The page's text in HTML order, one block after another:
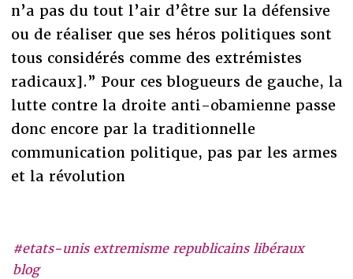
#etats-unis extremisme republicains libéraux
blog
n’a pas du tout l’air d’être sur la défensive
ou de réaliser que ses héros politiques sont
tous considérés comme des extrémistes
radicaux].” Pour ces blogueurs de gauche, la
lutte contre la droite anti-obamienne passe
donc encore par la traditionnelle
communication politique, pas par les armes
et la révolution